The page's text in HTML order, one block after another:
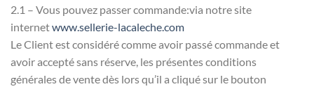
2.1 – Vous pouvez passer commande:via notre site
internetwww.sellerie-lacaleche.com
Le Client est considéré comme avoir passé commande et
avoir accepté sans réserve, les présentes conditions
générales de vente dès lors qu’il a cliqué sur le bouton